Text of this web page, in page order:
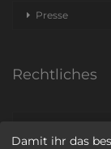
Presse
Rechtliches
Damit ihr das